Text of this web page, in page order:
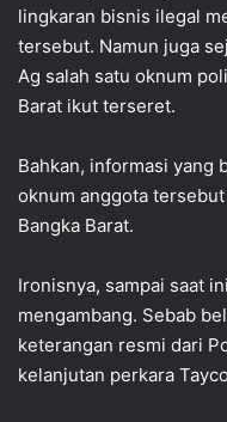
lingkaran bisnis ilegal
tersebut. Namun juga
Ag salah satu oknum
Barat ikut terseret.
Bahkan, informasi yang
oknum anggota
Bangka Barat.
Ironisnya, sampai saat
mengambang. Sebab
keterangan resmi dari
kelanjutan perkara